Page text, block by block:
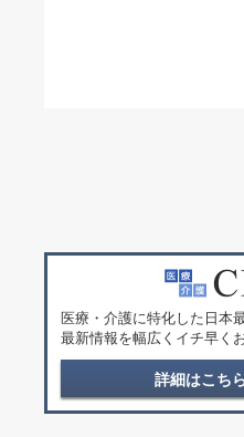
医療・介護に特化した日本
最新情報を幅広くイチ早く
詳細はこち